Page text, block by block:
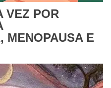
VEZ POR
MENOPAUSA E